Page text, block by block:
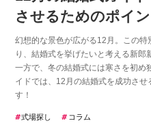
させるためのポイ
幻想的な景色が広がる12月。この
り、結婚式を挙げたいと考える新郎
一方で、冬の結婚式には寒さを初め
イドでは、12月の結婚式を成功さ
す！
式場探し コラム